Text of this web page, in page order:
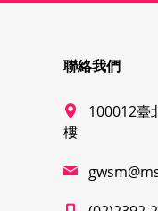
聯絡我們
100012臺
樓